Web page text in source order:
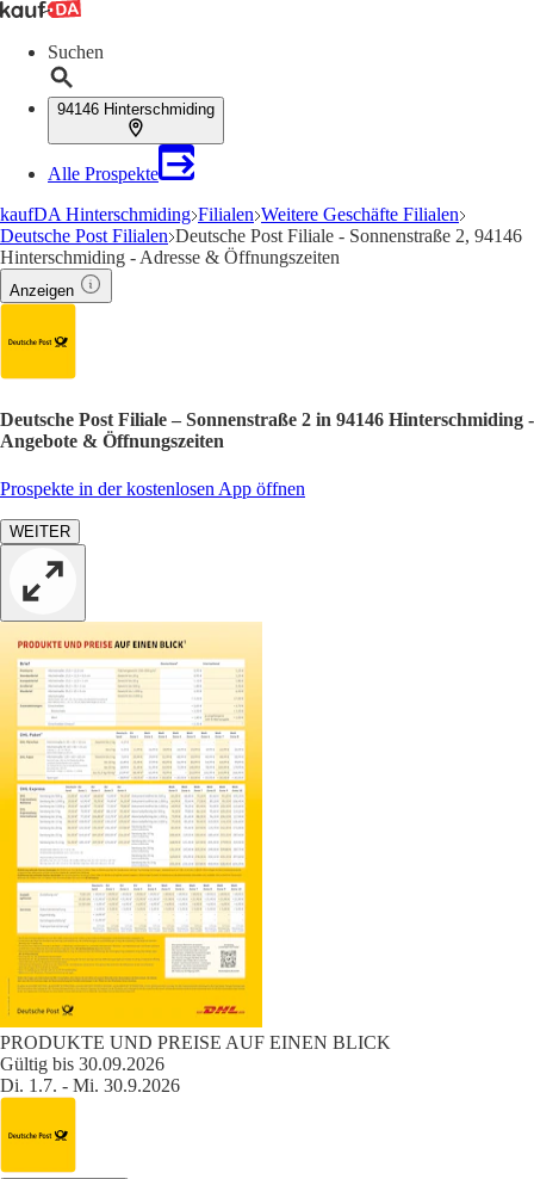
Suchen
94146 Hinterschmiding
Alle Prospekte
kaufDA Hinterschmiding Filialen Weitere Geschäfte Filialen
Deutsche Post Filialen Deutsche Post Filiale - Sonnenstraße 2, 94146
Hinterschmiding - Adresse & Öffnungszeiten
Anzeigen
Deutsche Post Filiale – Sonnenstraße 2 in 94146 Hinterschmiding -
Angebote & Öffnungszeiten
Prospekte in der kostenlosen App öffnen
WEITER
PRODUKTE UND PREISE AUF EINEN BLICK
Gültig bis 30.09.2026
Di. 1.7. - Mi. 30.9.2026